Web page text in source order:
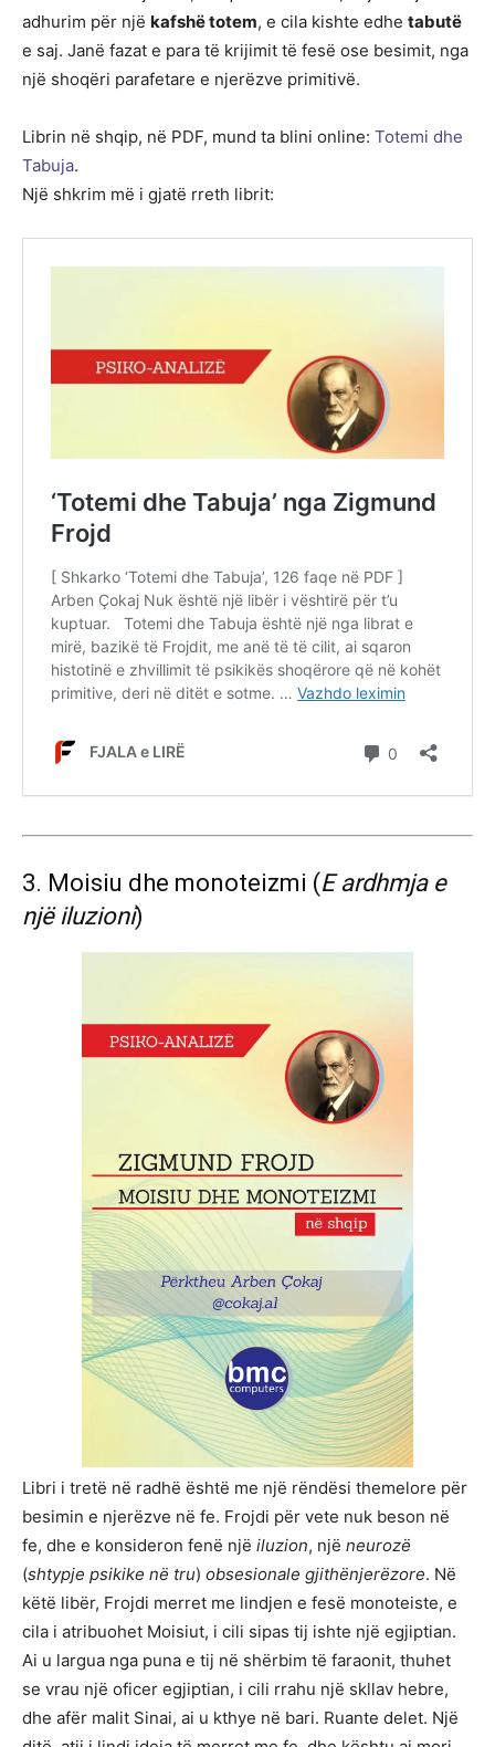
adhurim për një kafshë totem, e cila kishte edhe tabutë
e saj. Janë fazat e para të krijimit të fesë ose besimit, nga
një shoqëri parafetare e njerëzve primitivë.
Librin në shqip, në PDF, mund ta blini online: Totemi dhe
Tabuja.
Një shkrim më i gjatë rreth librit:
3. Moisiu dhe monoteizmi (E ardhmja e
një iluzioni)
Libri i tretë në radhë është me një rëndësi themelore për
besimin e njerëzve në fe. Frojdi për vete nuk beson në
fe, dhe e konsideron fenë një iluzion, një neurozë
(shtypje psikike në tru) obsesionale gjithënjerëzore. Në
këtë libër, Frojdi merret me lindjen e fesë monoteiste, e
cila i atribuohet Moisiut, i cili sipas tij ishte një egjiptian.
Ai u largua nga puna e tij në shërbim të faraonit, thuhet
se vrau një oficer egjiptian, i cili rrahu një skllav hebre,
dhe afër malit Sinai, ai u kthye në bari. Ruante delet. Një